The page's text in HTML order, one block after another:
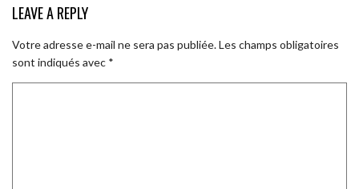
LEAVE A REPLY
Votre adresse e-mail ne sera pas publiée.Les champs obligatoires
sont indiqués avec *